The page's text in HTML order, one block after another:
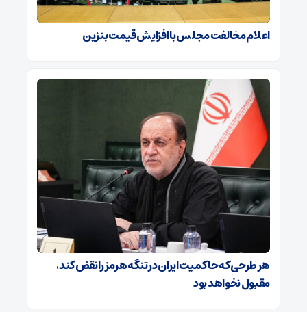
اعلام مخالفت مجلس با افزایش قیمت بنزین
هر طرحی که حاکمیت ایران در تنگه هرمز را نقض کند،
مقبول نخواهد بود